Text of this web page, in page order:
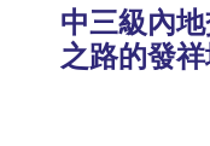
中三級內
之路的發祥